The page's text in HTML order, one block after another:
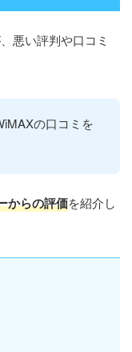
悪い評判や口コミ
の口コミを
からの評価を紹介し